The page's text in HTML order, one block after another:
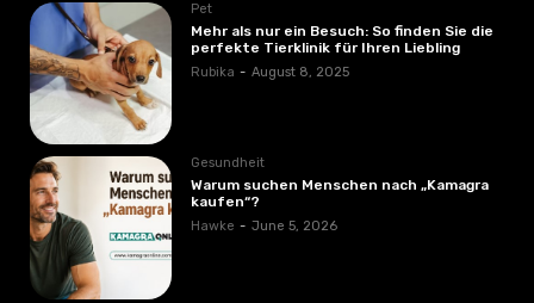
Pet
Mehr als nur ein Besuch: So finden Sie die
perfekte Tierklinik für Ihren Liebling
Rubika - August 8, 2025
Gesundheit
Warum suchen Menschen nach „Kamagra
kaufen“?
Hawke - June 5, 2026